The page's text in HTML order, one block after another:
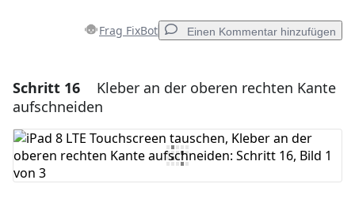
Frag FixBot Einen Kommentar hinzufügen
Einen Kommentar hinzufügen
Kommentar hinzufügen
Schritt 16
Kleber an der oberen rechten Kante
aufschneiden